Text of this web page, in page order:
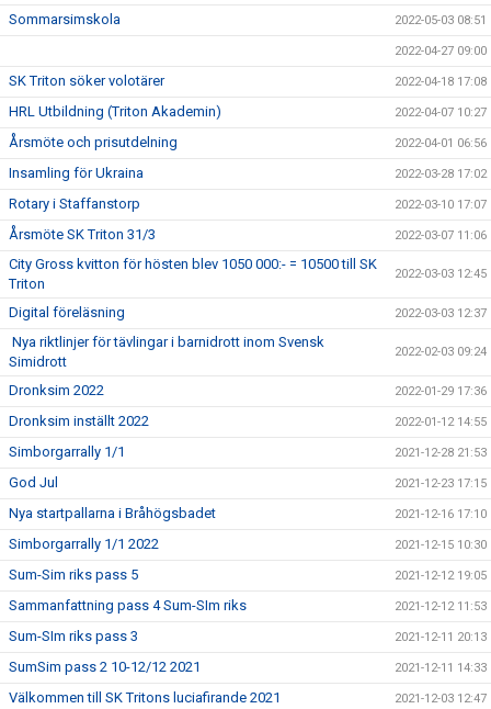
Sommarsimskola 2022-05-03 08:51
2022-04-27 09:00
SK Triton söker volotärer 2022-04-18 17:08
HRL Utbildning (Triton Akademin) 2022-04-07 10:27
Årsmöte och prisutdelning 2022-04-01 06:56
Insamling för Ukraina 2022-03-28 17:02
Rotary i Staffanstorp 2022-03-10 17:07
Årsmöte SK Triton 31/3 2022-03-07 11:06
City Gross kvitton för hösten blev 1050 000:- = 10500 till SK
Triton
2022-03-03 12:45
Digital föreläsning 2022-03-03 12:37
Nya riktlinjer för tävlingar i barnidrott inom Svensk
Simidrott
2022-02-03 09:24
Dronksim 2022 2022-01-29 17:36
Dronksim inställt 2022 2022-01-12 14:55
Simborgarrally 1/1 2021-12-28 21:53
God Jul 2021-12-23 17:15
Nya startpallarna i Bråhögsbadet 2021-12-16 17:10
Simborgarrally 1/1 2022 2021-12-15 10:30
Sum-Sim riks pass 5 2021-12-12 19:05
Sammanfattning pass 4 Sum-SIm riks 2021-12-12 11:53
Sum-SIm riks pass 3 2021-12-11 20:13
SumSim pass 2 10-12/12 2021 2021-12-11 14:33
Välkommen till SK Tritons luciafirande 2021 2021-12-03 12:47